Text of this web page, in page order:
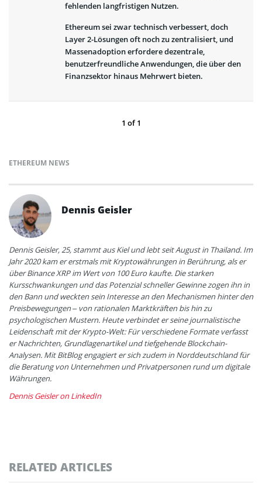
fehlenden langfristigen Nutzen.
Ethereum sei zwar technisch verbessert, doch
Layer 2-Lösungen oft noch zu zentralisiert, und
Massenadoption erfordere dezentrale,
benutzerfreundliche Anwendungen, die über den
Finanzsektor hinaus Mehrwert bieten.
1 of1
ETHEREUM NEWS
Dennis Geisler
Dennis Geisler, 25, stammt aus Kiel und lebt seit August in Thailand. Im
Jahr 2020 kam er erstmals mit Kryptowährungen in Berührung, als er
über Binance XRP im Wert von 100 Euro kaufte. Die starken
Kursschwankungen und das Potenzial schneller Gewinne zogen ihn in
den Bann und weckten sein Interesse an den Mechanismen hinter den
Preisbewegungen – von rationalen Marktkräften bis hin zu
psychologischen Mustern. Heute verbindet er seine journalistische
Leidenschaft mit der Krypto-Welt: Für verschiedene Formate verfasst
er Nachrichten, Grundlagenartikel und tiefgehende Blockchain-
Analysen. Mit BitBlog engagiert er sich zudem in Norddeutschland für
die Beratung von Unternehmen und Privatpersonen rund um digitale
Währungen.
Dennis Geisler on LinkedIn
RELATED ARTICLES